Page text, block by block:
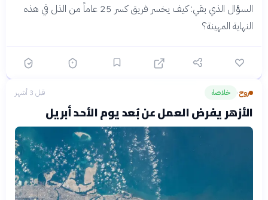
السؤال الذي بقي: كيف يخسر فريق كسر 25 عاماً من الذل في هذه
النهاية المهينة؟
روح› خلاصة قبل 3 أشهر
الأزهر يفرض العمل عن بُعد يوم الأحد أبريل